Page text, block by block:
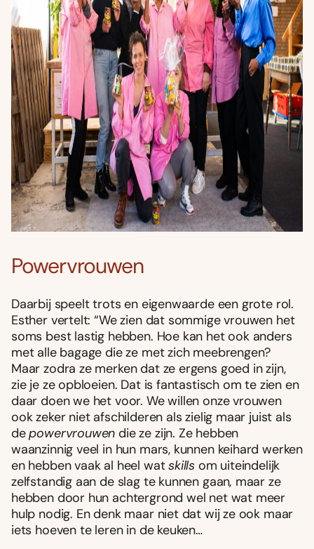
Powervrouwen
Daarbij speelt trots en eigenwaarde een grote rol.
Esther vertelt: “We zien dat sommige vrouwen het
soms best lastig hebben. Hoe kan het ook anders
met alle bagage die ze met zich meebrengen?
Maar zodra ze merken dat ze ergens goed in zijn,
zie je ze opbloeien. Dat is fantastisch om te zien en
daar doen we het voor. We willen onze vrouwen
ook zeker niet afschilderen als zielig maar juist als
depowervrouwen die ze zijn. Ze hebben
waanzinnig veel in hun mars, kunnen keihard werken
en hebben vaak al heel watskills om uiteindelijk
zelfstandig aan de slag te kunnen gaan, maar ze
hebben door hun achtergrond wel net wat meer
hulp nodig. En denk maar niet dat wij ze ook maar
iets hoeven te leren in de keuken…